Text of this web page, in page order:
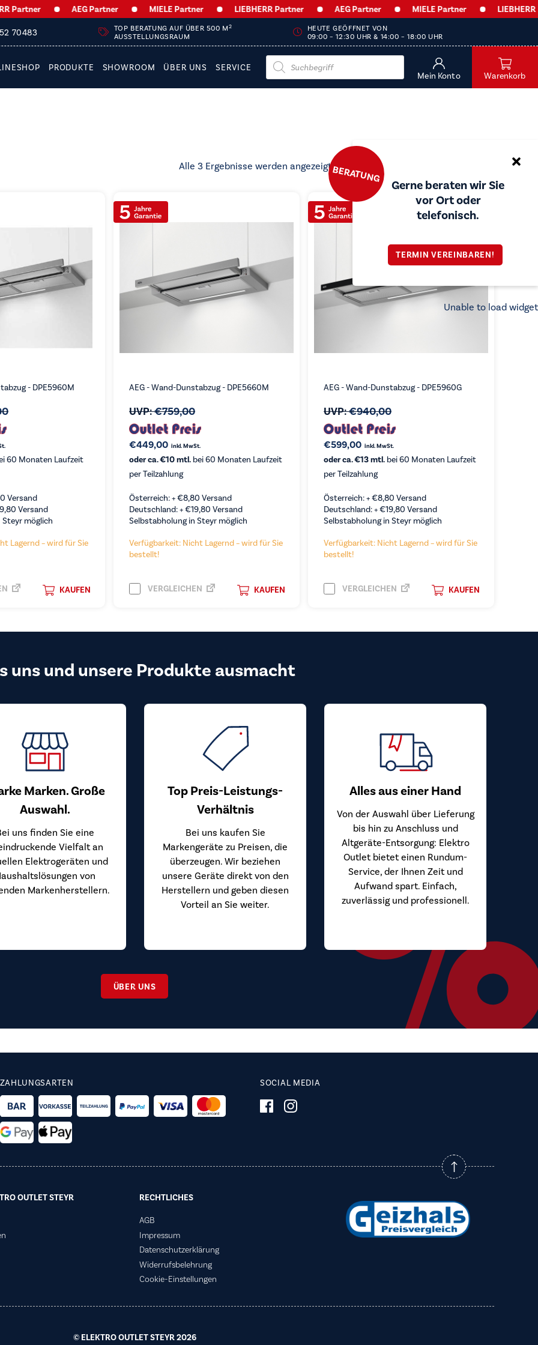
AEG Partner MIELE Partner LIEBHERR Partner AEG Partner MIELE Partner LIEBHERR
70483 TOP BERATUNG AUF ÜBER 500 M 2
AUSSTELLUNGSRAUM
HEUTE GEÖFFNET VON
09:00 – 12:30 UHR & 14:00 – 18:00 UHR
PRODUKTE SHOWROOM ÜBER UNS SERVICE
Products
search
Mein Konto Warenkorb
BERATUNG
Gerne beraten wir Sie
vor Ort oder
telefonisch.
TERMIN VEREINBAREN!
Alle 3 Ergebnisse werden angezeigtNach
Preis
sortiert:
aufsteigend
- DPE5960M
60 Monaten Laufzeit
Versand
Versand
möglich
Lagernd – wird für Sie
KAUFEN
AEG - Wand-Dunstabzug - DPE5660M
UVP:€759,00
€449,00 inkl. MwSt.
oder ca. €10 mtl.bei 60 Monaten Laufzeit
per Teilzahlung
Österreich: +€8,80 Versand
Deutschland: +€19,80 Versand
Selbstabholung in Steyr möglich
Verfügbarkeit: Nicht Lagernd – wird für Sie
bestellt!
KAUFEN
VERGLEICHEN
AEG - Wand-Dunstabzug - DPE5960G
UVP:€940,00
€599,00 inkl. MwSt.
oder ca. €13 mtl.bei 60 Monaten Laufzeit
per Teilzahlung
Österreich: +€8,80 Versand
Deutschland: +€19,80 Versand
Selbstabholung in Steyr möglich
Verfügbarkeit: Nicht Lagernd – wird für Sie
bestellt!
KAUFEN
VERGLEICHEN
uns und unsere Produkte ausmacht
Marken. Große
Auswahl.
uns finden Sie eine
Vielfalt an
Elektrogeräten und
von
Markenherstellern.
Top Preis-Leistungs-
Verhältnis
Bei uns kaufen Sie
Markengeräte zu Preisen, die
überzeugen. Wir beziehen
unsere Geräte direkt von den
Herstellern und geben diesen
Vorteil an Sie weiter.
Alles aus einer Hand
Von der Auswahl über Lieferung
bis hin zu Anschluss und
Altgeräte-Entsorgung: Elektro
Outlet bietet einen Rundum-
Service, der Ihnen Zeit und
Aufwand spart. Einfach,
zuverlässig und professionell.
ÜBER UNS
ZAHLUNGSARTEN SOCIAL MEDIA
OUTLET STEYR RECHTLICHES
AGB
Impressum
Datenschutzerklärung
Widerrufsbelehrung
Cookie-Einstellungen
© ELEKTRO OUTLET STEYR 2026
Unable to load widget